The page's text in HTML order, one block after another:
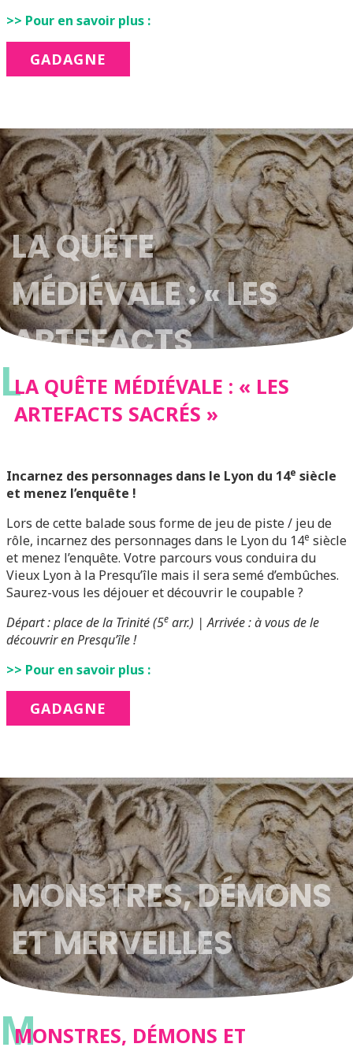
>> Pour en savoir plus :
GADAGNE
LA QUÊTE
MÉDIÉVALE : « LES
ARTEFACTS
SACRÉS »
LLA QUÊTE MÉDIÉVALE : « LES
ARTEFACTS SACRÉS »
Incarnez des personnages dans le Lyon du 14e siècle
et menez l’enquête !
Lors de cette balade sous forme de jeu de piste / jeu de
rôle, incarnez des personnages dans le Lyon du 14e siècle
et menez l’enquête. Votre parcours vous conduira du
Vieux Lyon à la Presqu’île mais il sera semé d’embûches.
Saurez-vous les déjouer et découvrir le coupable ?
Départ : place de la Trinité (5e arr.) | Arrivée : à vous de le
découvrir en Presqu’île !
>> Pour en savoir plus :
GADAGNE
MONSTRES, DÉMONS
ET MERVEILLES
M
MONSTRES, DÉMONS ET